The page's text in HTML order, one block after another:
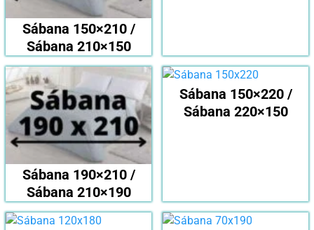
Sábana 150×210 /
Sábana 210×150
Sábana 190×210 /
Sábana 210×190
Sábana 150×220 /
Sábana 220×150